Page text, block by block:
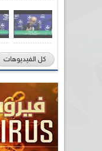
كل الفيديوهات